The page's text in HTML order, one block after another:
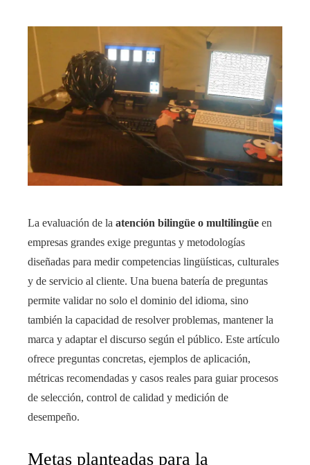
La evaluación de la atención bilingüe o multilingüe en
empresas grandes exige preguntas y metodologías
diseñadas para medir competencias lingüísticas, culturales
y de servicio al cliente. Una buena batería de preguntas
permite validar no solo el dominio del idioma, sino
también la capacidad de resolver problemas, mantener la
marca y adaptar el discurso según el público. Este artículo
ofrece preguntas concretas, ejemplos de aplicación,
métricas recomendadas y casos reales para guiar procesos
de selección, control de calidad y medición de
desempeño.
Metas planteadas para la